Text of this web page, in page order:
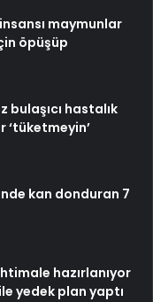
maymunlar
öpüşüp
bulaşıcı hastalık
‘tüketmeyin’
kan donduran 7
hazırlanıyor
yedek plan yaptı